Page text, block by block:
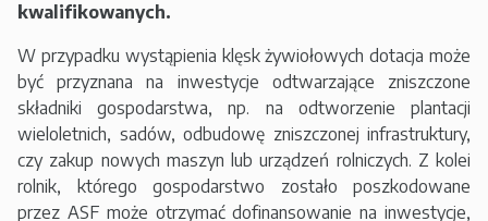
kwalifikowanych.
W przypadku wystąpienia klęsk żywiołowych dotacja może
być przyznana na inwestycje odtwarzające zniszczone
składniki gospodarstwa, np. na odtworzenie plantacji
wieloletnich, sadów, odbudowę zniszczonej infrastruktury,
czy zakup nowych maszyn lub urządzeń rolniczych. Z kolei
rolnik, którego gospodarstwo zostało poszkodowane
przez ASF może otrzymać dofinansowanie na inwestycje,